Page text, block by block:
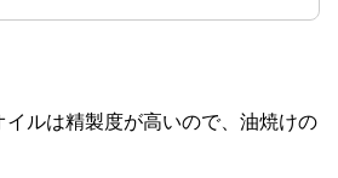
イルは精製度が高いので、油焼けの